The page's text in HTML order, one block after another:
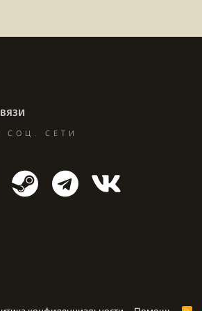
СОЦ. СЕТИ